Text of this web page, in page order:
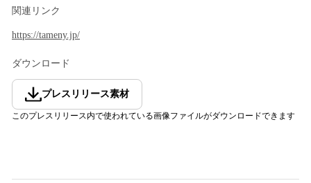
関連リンク
https://tameny.jp/
ダウンロード
プレスリリース素材
このプレスリリース内で使われている画像ファイルがダウンロードできます